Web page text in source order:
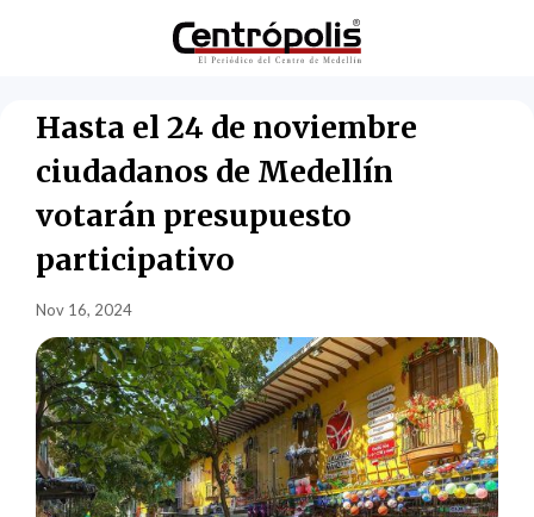
Hasta el 24 de noviembre
ciudadanos de Medellín
votarán presupuesto
participativo
Nov 16, 2024